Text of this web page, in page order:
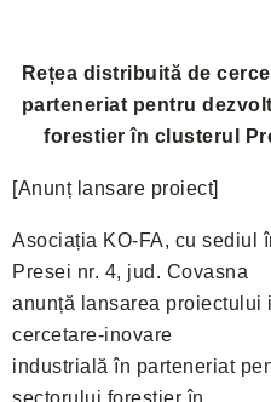
Rețea distribuită de
parteneriat pentru
forestier în clusterul
[Anunț lansare proiect]
Asociația KO-FA, cu sediul
Presei nr. 4, jud. Covasna
anunță lansarea proiectului
cercetare-inovare
industrială în parteneriat
sectorului forestier în